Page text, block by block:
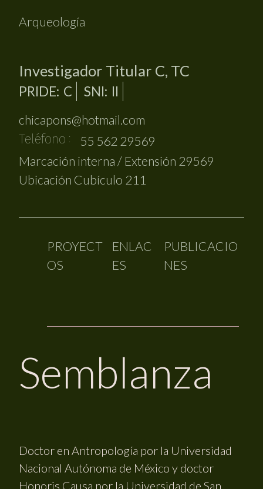
Arqueología
Investigador Titular C, TC
PRIDE C SNI II
chicapons@hotmail.com
Teléfono
55 562 29569
Marcación interna / Extensión 29569
Ubicación Cubículo 211
PROYECT
OS
ENLAC
ES
PUBLICACIO
NES
Semblanza
Doctor en Antropología por la Universidad
Nacional Autónoma de México y doctor
Honoris Causa por la Universidad de San